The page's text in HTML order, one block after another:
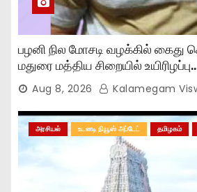
பழனி நில மோசடி வழக்கில் கைது
மதுரை மத்திய சிறையில்
Aug 8, 2026 Kalamegam
அரசியல் உடனடி நியூஸ் அப்டேட் தமிழகம்